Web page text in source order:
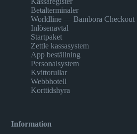
Betalterminaler
Worldline — Bambora Checkout
Inlösenavtal
Startpaket
Zettle kassasystem
App beställning
Personalsystem
Kvittorullar
Webbhotell
Korttidshyra
Information